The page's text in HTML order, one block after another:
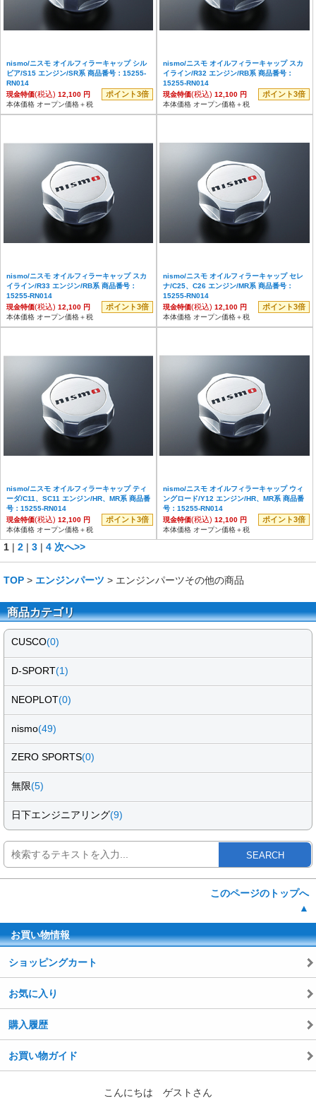
nismo/ニスモ オイルフィラーキャップ シル
ビア/S15 エンジン/SR系 商品番号：15255-
RN014
現金特価(税込) 12,100 円 ポイント3倍
本体価格 オープン価格＋税
nismo/ニスモ オイルフィラーキャップ スカ
イライン/R32 エンジン/RB系 商品番号：
15255-RN014
現金特価(税込) 12,100 円 ポイント3倍
本体価格 オープン価格＋税
nismo/ニスモ オイルフィラーキャップ スカ
イライン/R33 エンジン/RB系 商品番号：
15255-RN014
現金特価(税込) 12,100 円 ポイント3倍
本体価格 オープン価格＋税
nismo/ニスモ オイルフィラーキャップ セレ
ナ/C25、C26 エンジン/MR系 商品番号：
15255-RN014
現金特価(税込) 12,100 円 ポイント3倍
本体価格 オープン価格＋税
nismo/ニスモ オイルフィラーキャップ ティ
ーダ/C11、SC11 エンジン/HR、MR系 商品番
号：15255-RN014
現金特価(税込) 12,100 円 ポイント3倍
本体価格 オープン価格＋税
nismo/ニスモ オイルフィラーキャップ ウィ
ングロード/Y12 エンジン/HR、MR系 商品番
号：15255-RN014
現金特価(税込) 12,100 円 ポイント3倍
本体価格 オープン価格＋税
1 | 2 | 3 | 4 次へ>>
TOP > エンジンパーツ > エンジンパーツその他の商品
商品カテゴリ
CUSCO(0)
D-SPORT(1)
NEOPLOT(0)
nismo(49)
ZERO SPORTS(0)
無限(5)
日下エンジニアリング(9)
SEARCH
このページのトップへ
▲
お買い物情報
ショッピングカート
お気に入り
購入履歴
お買い物ガイド
こんにちは ゲストさん